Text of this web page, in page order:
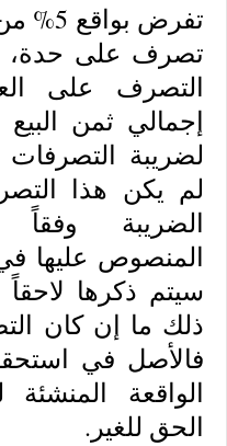
تفرض
تصرف على حدة،
التصرف على
إجمالي ثمن
لم يكن هذا
الضريبة وفقاً
المنصوص عليها في
سيتم ذكرها
ذلك ما إن كان
فالأصل في
الواقعة
الحق للغير.